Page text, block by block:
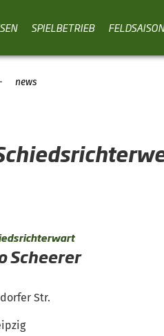
SPIELBETRIEB FELDSAISON
news
Scheerer
Str.